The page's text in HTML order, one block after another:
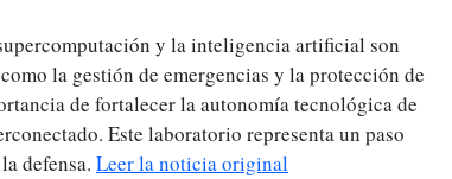
y la inteligencia artificial son
la gestión de emergencias y la protección de
de fortalecer la autonomía tecnológica de
Este laboratorio representa un paso
defensa. Leer la noticia original